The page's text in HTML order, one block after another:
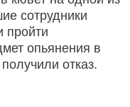
сотрудники
пройти
опьянения в
отказ.